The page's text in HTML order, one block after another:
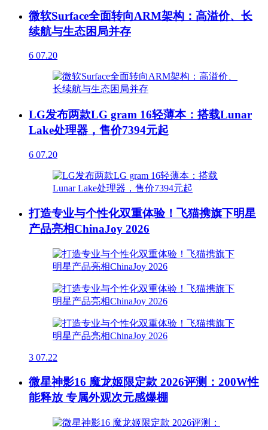
微软Surface全面转向ARM架构：高溢价、长
续航与生态困局并存
6 07.20
LG发布两款LG gram 16轻薄本：搭载Lunar
Lake处理器，售价7394元起
6 07.20
打造专业与个性化双重体验！飞猫携旗下明星
产品亮相ChinaJoy 2026
3 07.22
微星神影16 魔龙姬限定款 2026评测：200W性
能释放 专属外观次元感爆棚